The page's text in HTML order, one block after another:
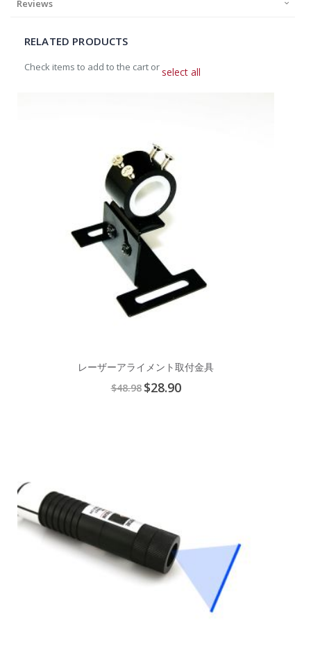
Reviews
RELATED PRODUCTS
Check items to add to the cart or select all
レーザーアライメント取付金具
$48.98 Special
Price
$28.90